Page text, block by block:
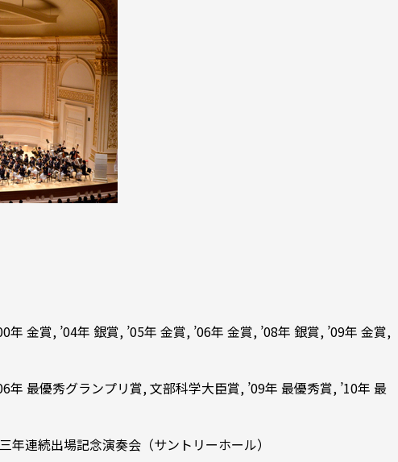
金賞, ’04年 銀賞, ’05年 金賞, ’06年 金賞, ’08年 銀賞, ’09年 金賞,
年 最優秀グランプリ賞, 文部科学大臣賞, ’09年 最優秀賞, ’10年 最
年連続出場記念演奏会（サントリーホール）